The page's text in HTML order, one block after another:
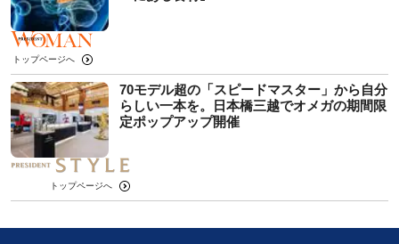
トップページへ
70モデル超の「スピードマスター」から自分
らしい一本を。日本橋三越でオメガの期間限
定ポップアップ開催
トップページへ